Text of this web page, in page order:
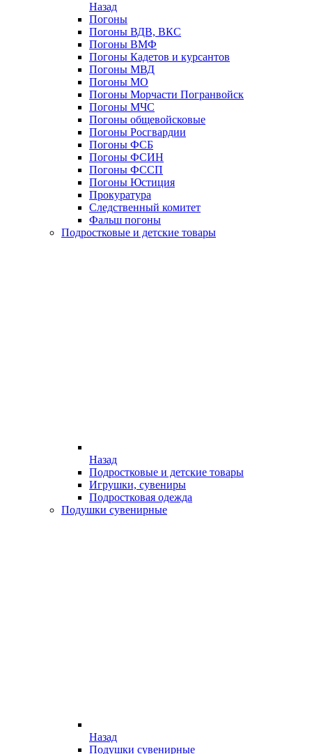
Назад
Погоны
Погоны ВДВ, ВКС
Погоны ВМФ
Погоны Кадетов и курсантов
Погоны МВД
Погоны МО
Погоны Морчасти Погранвойск
Погоны МЧС
Погоны общевойсковые
Погоны Росгвардии
Погоны ФСБ
Погоны ФСИН
Погоны ФССП
Погоны Юстиция
Прокуратура
Следственный комитет
Фальш погоны
Подростковые и детские товары
Назад
Подростковые и детские товары
Игрушки, сувениры
Подростковая одежда
Подушки сувенирные
Назад
Подушки сувенирные